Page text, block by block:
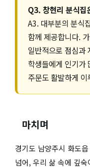
Q3. 창현리 분식집
A3. 대부분의 분식
함께 제공합니다.
일반적으로 점심과
학생들에게 인기가
주문도 활발하게
마치며
경기도 남양주시 화도
넘어, 우리 삶 속에 깊